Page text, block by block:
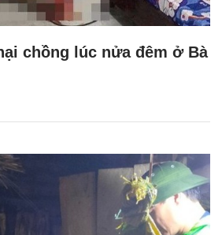
chồng lúc nửa đêm ở Bà